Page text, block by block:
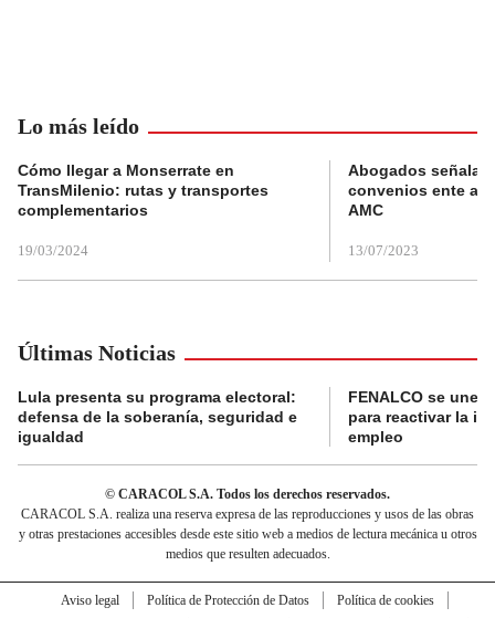
Lo más leído
Cómo llegar a Monserrate en
TransMilenio: rutas y transportes
complementarios
19/03/2024
Abogados
convenios ente
AMC
13/07/2023
Últimas Noticias
Lula presenta su programa electoral:
defensa de la soberanía, seguridad e
igualdad
FENALCO se une
para reactivar la
empleo
© CARACOL S.A. Todos los derechos reservados.
CARACOL S.A. realiza una reserva expresa de las reproducciones y usos de las obras
y otras prestaciones accesibles desde este sitio web a medios de lectura mecánica u otros
medios que resulten adecuados.
Aviso legal Política de Protección de Datos
Política de cookies